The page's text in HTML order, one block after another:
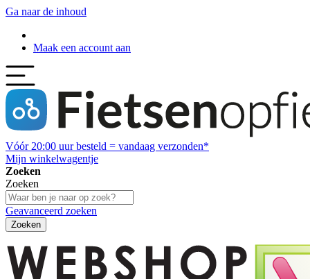
Ga naar de inhoud
Maak een account aan
Vóór 20:00 uur besteld = vandaag verzonden*
Mijn winkelwagentje
Zoeken
Zoeken
Geavanceerd zoeken
Zoeken